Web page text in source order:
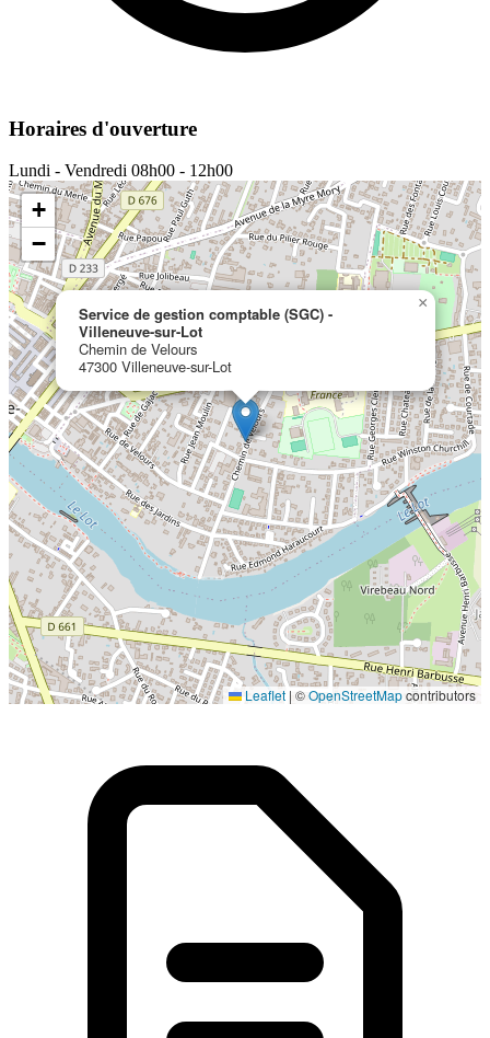
Horaires d'ouverture
Lundi - Vendredi 08h00 - 12h00
Localisation en cours...
Service de gestion comptable (SGC) -
Villeneuve-sur-Lot
Chemin de Velours
47300 Villeneuve-sur-Lot
×
+
−
Leaflet | ©OpenStreetMapcontributors